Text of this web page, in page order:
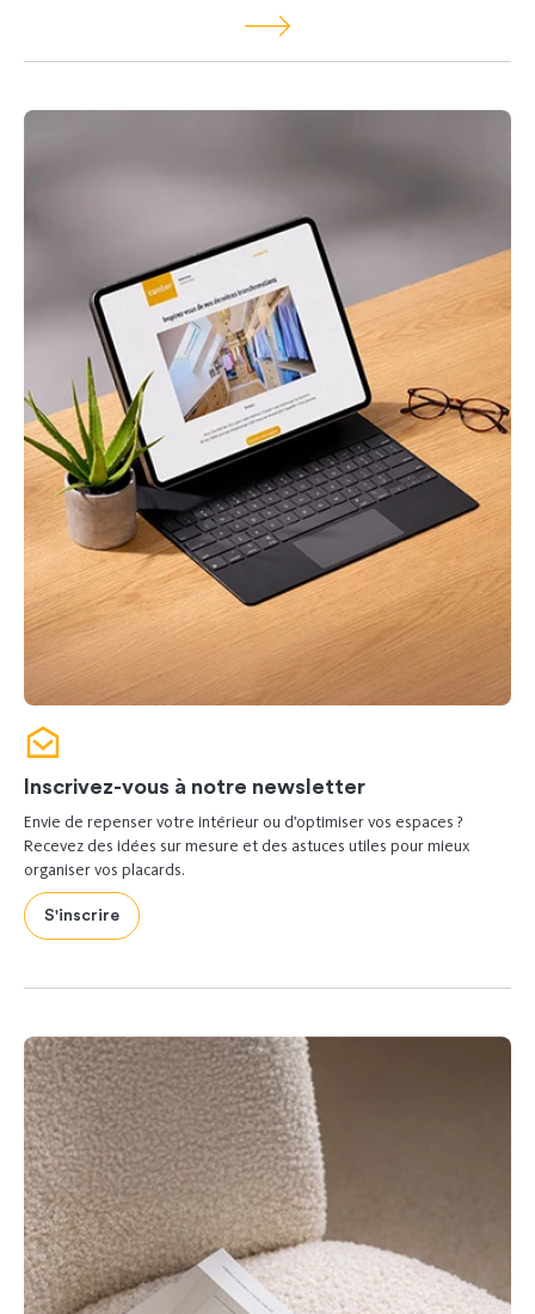
Inscrivez-vous à notre newsletter
Envie de repenser votre intérieur ou d’optimiser vos espaces ?
Recevez des idées sur mesure et des astuces utiles pour mieux
organiser vos placards.
S'inscrire